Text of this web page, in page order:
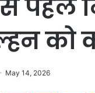
पहले
को
May 14, 2026